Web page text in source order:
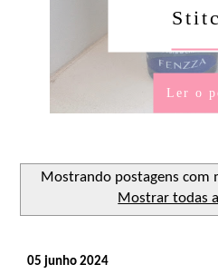
Ler o
Mostrando postagens com
Mostrar todas
05 junho 2024